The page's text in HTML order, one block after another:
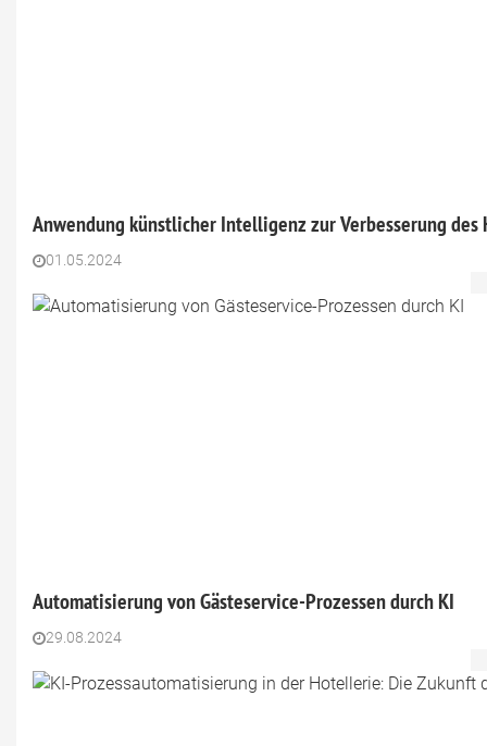
Anwendung künstlicher Intelligenz zur Verbesserung des
01.05.2024
Automatisierung von Gästeservice-Prozessen durch KI
29.08.2024